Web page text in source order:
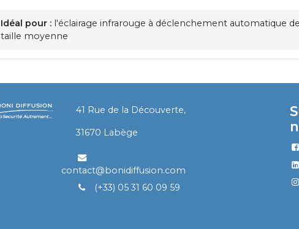
Idéal pour : l'éclairage infrarouge à déclenchement automatique
taille moyenne
​41 Rue de la Découverte,
​31670 Labège
contact@bonidiffusion.com
(+33) 05 31 60 09 59